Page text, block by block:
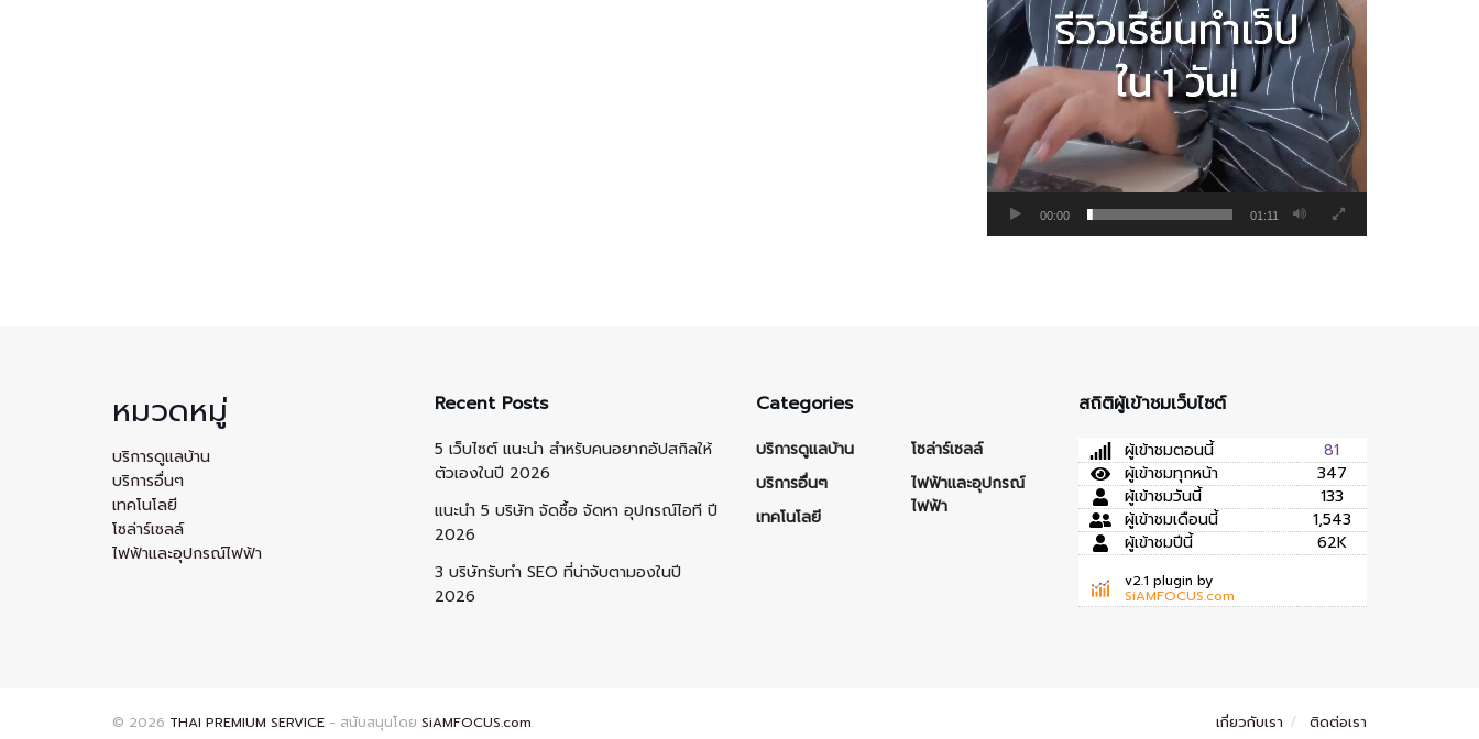
00:00 01:11
หมวดหมู่
บริการดูแลบ้าน
บริการอื่นๆ
เทคโนโลยี
โซล่าร์เซลล์
ไฟฟ้าและอุปกรณ์ไฟฟ้า
Recent Posts
5 เว็บไซต์ แนะนำ สำหรับคนอยากอัปสกิลให้
ตัวเองในปี 2026
แนะนำ 5 บริษัท จัดซื้อ จัดหา อุปกรณ์ไอที ปี
2026
3 บริษัทรับทำ SEO ที่น่าจับตามองในปี
2026
Categories
บริการดูแลบ้าน
บริการอื่นๆ
เทคโนโลยี
โซล่าร์เซลล์
ไฟฟ้าและอุปกรณ์
ไฟฟ้า
สถิติผู้เข้าชมเว็บไซต์
ผู้เข้าชมตอนนี้
81
ผู้เข้าชมทุกหน้า
347
ผู้เข้าชมวันนี้
133
ผู้เข้าชมเดือนนี้
1,543
ผู้เข้าชมปีนี้
62K
v2.1 plugin by
SiAMFOCUS.com
เกี่ยวกับเรา ติดต่อเรา
© 2026 THAI PREMIUM SERVICE - สนับสนุนโดย SiAMFOCUS.com.